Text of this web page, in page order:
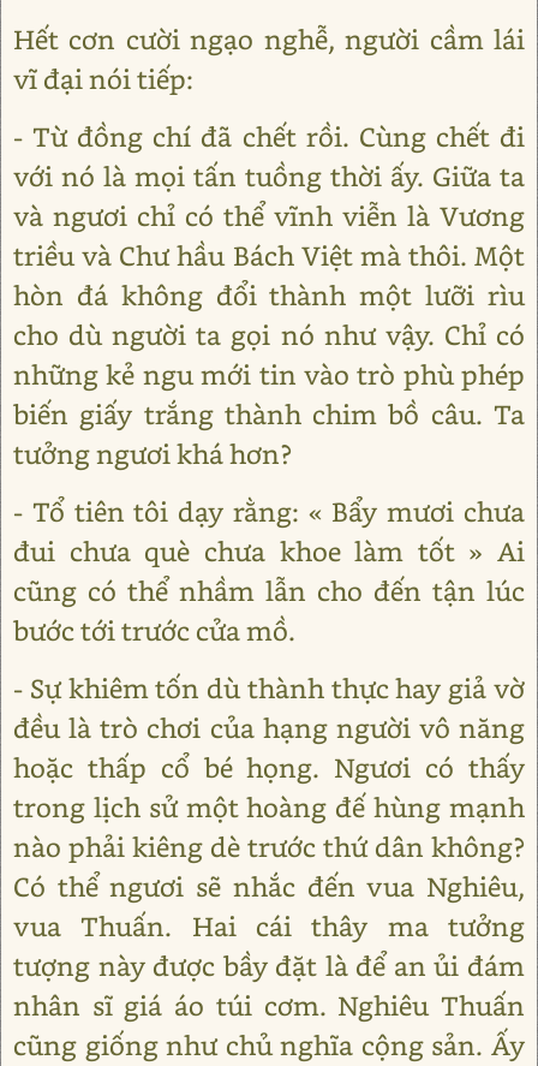
Hết cơn cười ngạo nghễ, người cầm lái
vĩ đại nói tiếp:
- Từ đồng chí đã chết rồi. Cùng chết đi
với nó là mọi tấn tuồng thời ấy. Giữa ta
và ngươi chỉ có thể vĩnh viễn là Vương
triều và Chư hầu Bách Việt mà thôi. Một
hòn đá không đổi thành một lưỡi rìu
cho dù người ta gọi nó như vậy. Chỉ có
những kẻ ngu mới tin vào trò phù phép
biến giấy trắng thành chim bồ câu. Ta
tưởng ngươi khá hơn?
- Tổ tiên tôi dạy rằng: « Bẩy mươi chưa
đui chưa què chưa khoe làm tốt » Ai
cũng có thể nhầm lẫn cho đến tận lúc
bước tới trước cửa mồ.
- Sự khiêm tốn dù thành thực hay giả vờ
đều là trò chơi của hạng người vô năng
hoặc thấp cổ bé họng. Ngươi có thấy
trong lịch sử một hoàng đế hùng mạnh
nào phải kiêng dè trước thứ dân không?
Có thể ngươi sẽ nhắc đến vua Nghiêu,
vua Thuấn. Hai cái thây ma tưởng
tượng này được bầy đặt là để an ủi đám
nhân sĩ giá áo túi cơm. Nghiêu Thuấn
cũng giống như chủ nghĩa cộng sản. Ấy